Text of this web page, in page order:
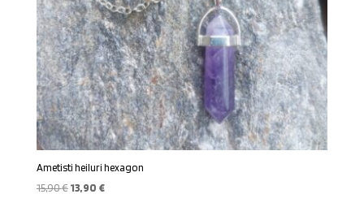
Ametisti heiluri hexagon
15,90€ Alkuperäinen
13,90 €Nykyinen